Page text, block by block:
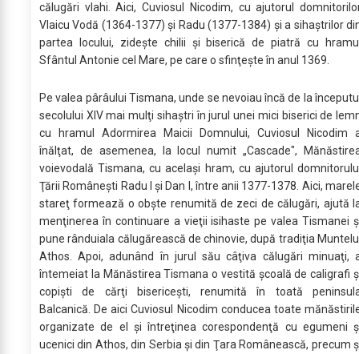
călugări vlahi. Aici, Cuviosul Nicodim, cu ajutorul
Vlaicu Vodă (1364-1377) şi Radu (1377-1384) şi a sihaştrilor
partea locului, zideşte chilii şi biserică de piatră cu
Sfântul Antonie cel Mare, pe care o sfinţeşte în anul 1369.
Pe valea pârâului Tismana, unde se nevoiau încă de la
secolului XIV mai mulţi sihaştri în jurul unei mici biserici de
cu hramul Adormirea Maicii Domnului, Cuviosul Nicodim
înălţat, de asemenea, la locul numit „Cascade",
voievodală Tismana, cu acelaşi hram, cu ajutorul
Ţării Româneşti Radu I şi Dan I, între anii 1377-1378. Aici,
stareţ formează o obşte renumită de zeci de călugări, ajută
menţinerea în continuare a vieţii isihaste pe valea Tismanei
pune rânduiala călugărească de chinovie, după tradiţia
Athos. Apoi, adunând în jurul său câţiva călugări minuaţi,
întemeiat la Mănăstirea Tismana o vestită şcoală de caligrafi
copişti de cărţi bisericeşti, renumită în toată
Balcanică. De aici Cuviosul Nicodim conducea toate
organizate de el şi întreţinea corespondenţă cu egumeni
ucenici din Athos, din Serbia şi din Ţara Românească, precum